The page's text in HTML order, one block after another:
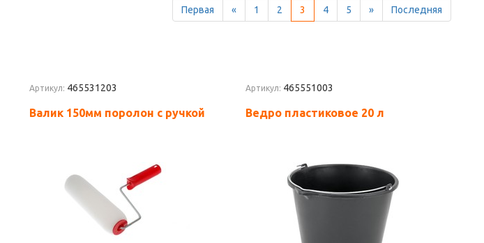
Первая « 1 2 3 4 5 » Последняя
Артикул: 465531203
Валик 150мм поролон с ручкой
Артикул: 465551003
Ведро пластиковое 20 л